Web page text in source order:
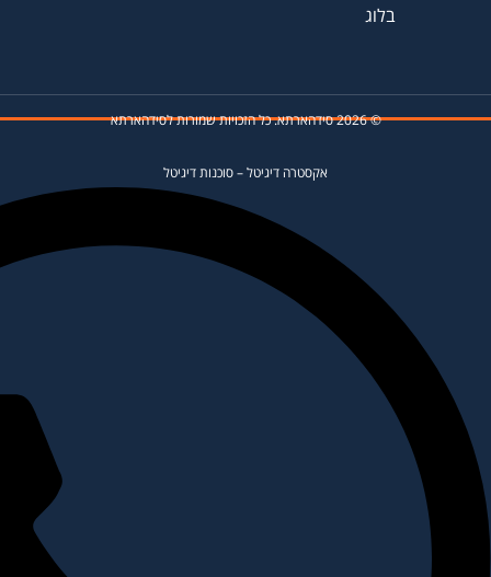
בלוג
© 2026 סידהארתא. כל הזכויות שמורות לסידהארתא
אקסטרה דיגיטל – סוכנות דיגיטל